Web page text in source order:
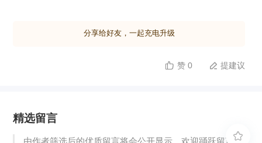
序；否则将字符串编码为二进制格式发送至服务端，并
数据则判定连接异常并关闭套接字。 服务端遵循标准
负责处理具体通信：接收客户端二进制数据并立即原路
发回。当客户端断开导致接收数据为空时，跳出内层循
分享给好友，一起充电升级
 赞 0  提建议
精选留言
由作者筛选后的优质留言将会公开显示，欢迎踊跃留言。
